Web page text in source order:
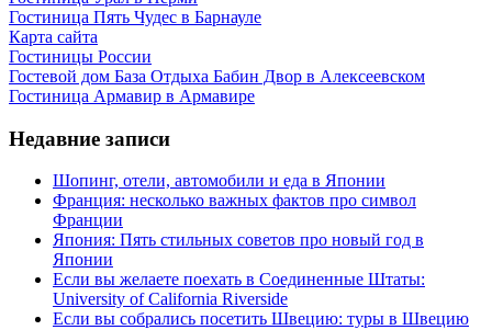
Гостиница Пять Чудес в Барнауле
Карта сайта
Гостиницы России
Гостевой дом База Отдыха Бабин Двор в Алексеевском
Гостиница Армавир в Армавире
Недавние записи
Шопинг, отели, автомобили и еда в Японии
Франция: несколько важных фактов про символ
Франции
Япония: Пять стильных советов про новый год в
Японии
Если вы желаете поехать в Соединенные Штаты:
University of California Riverside
Если вы собрались посетить Швецию: туры в Швецию